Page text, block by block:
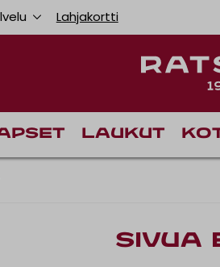
Lahjakortti
Laukut
Sivua